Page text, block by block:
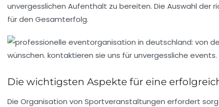
unvergesslichen Aufenthalt zu bereiten. Die Auswahl
für den Gesamterfolg.
Die wichtigsten Aspekte für eine
Die Organisation von Sportveranstaltungen erfordert